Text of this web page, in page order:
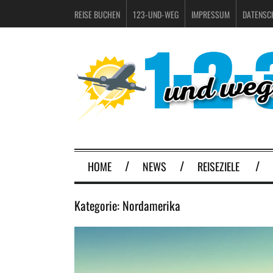
REISE BUCHEN 123-UND-WEG IMPRESSUM
HOME NEWS REISEZIELE
Kategorie: Nordamerika